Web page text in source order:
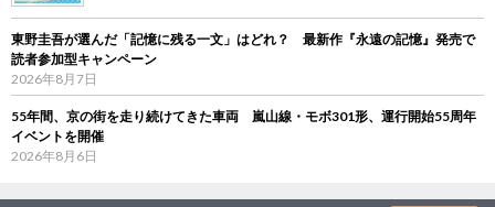
東野圭吾が選んだ「記憶に残る一文」はどれ？ 最新作『永遠の記憶』発売で
読者参加型キャンペーン
2026年8月7日
55年間、京の街を走り続けてきた車両 嵐山線・モボ301形、運行開始55周年
イベントを開催
2026年8月6日